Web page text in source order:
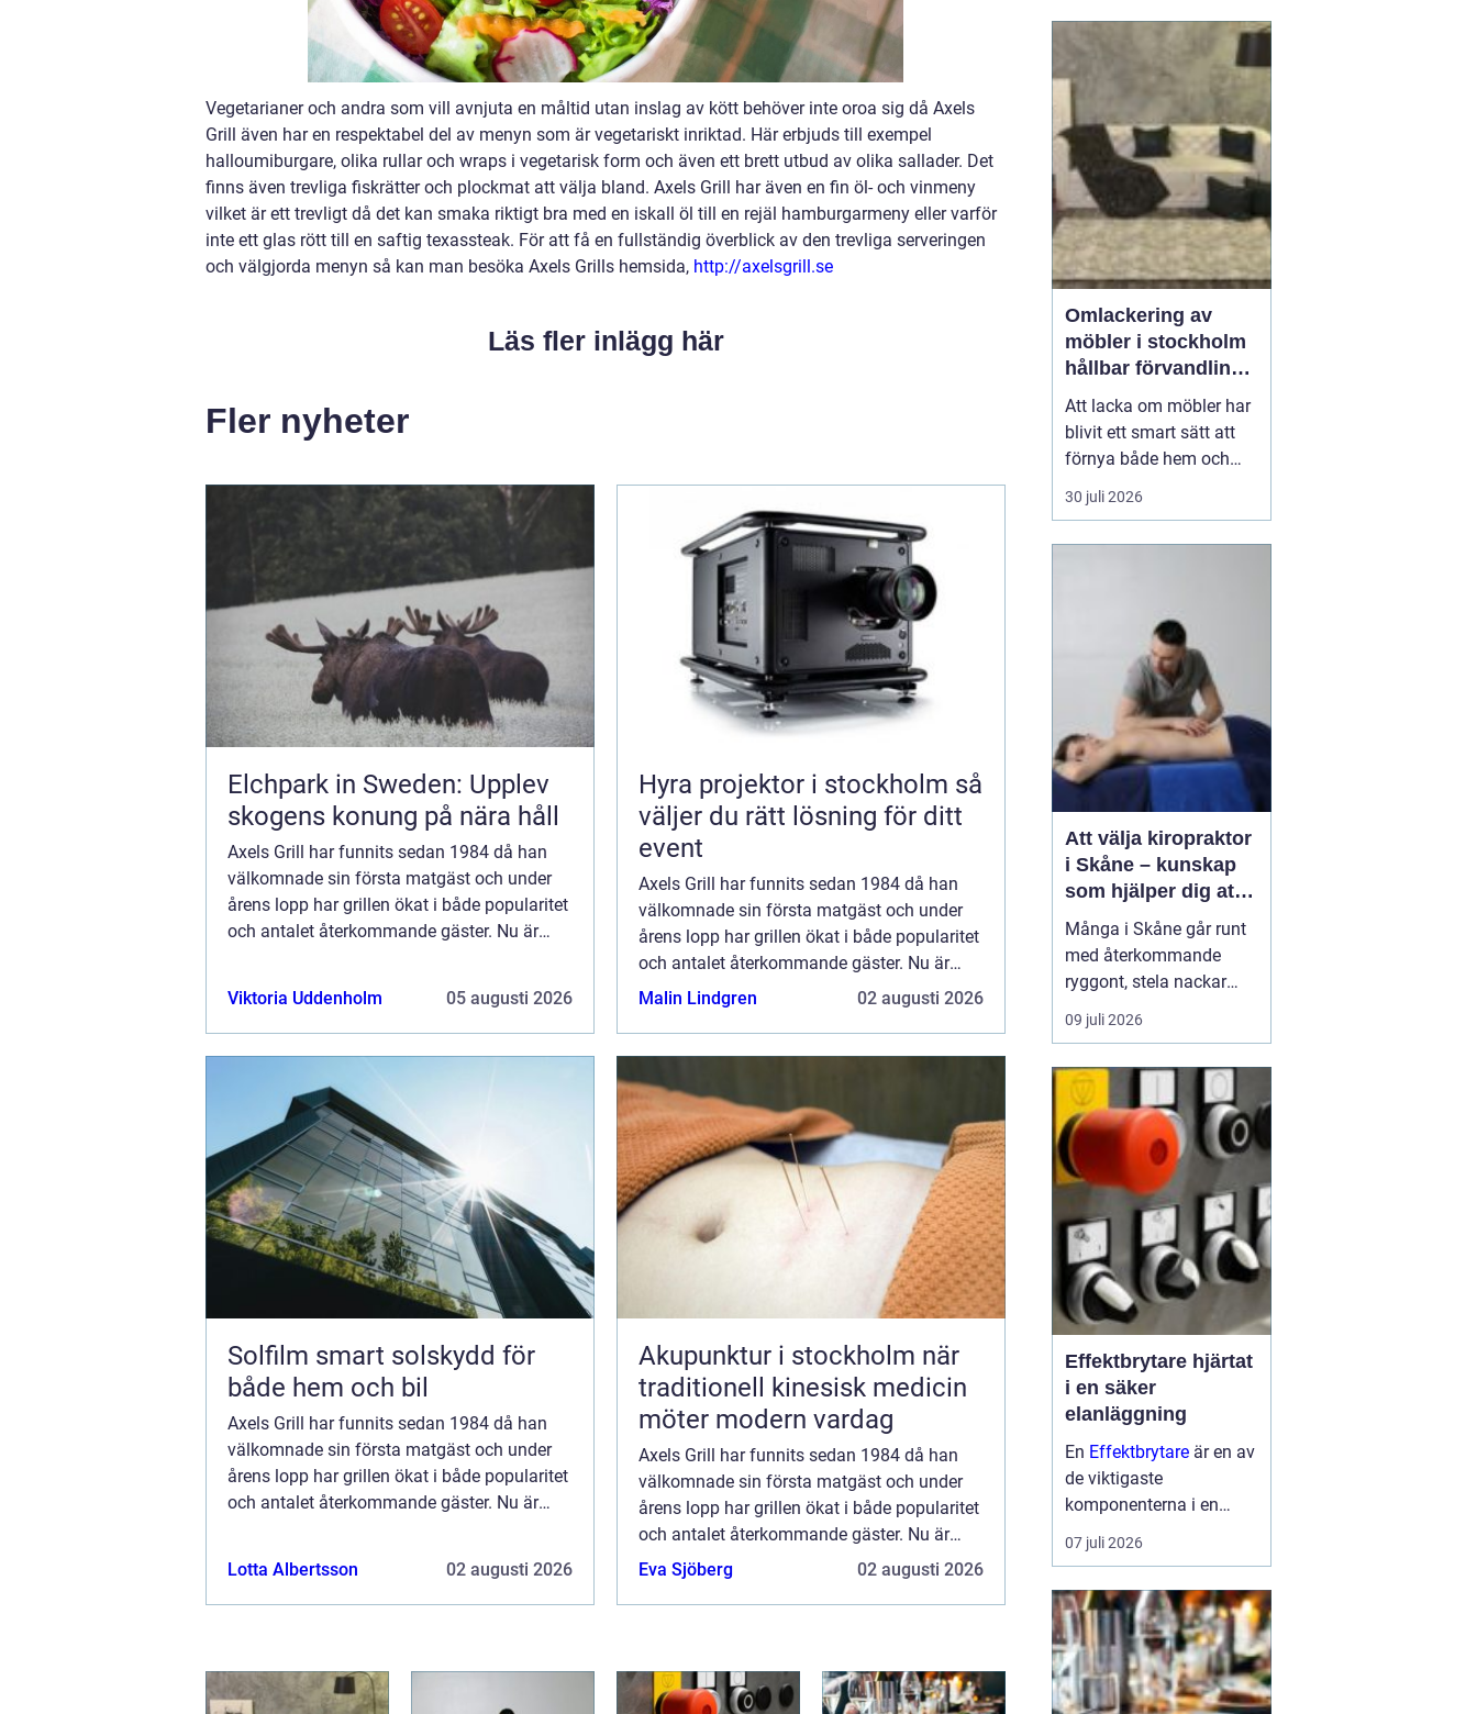
Vegetarianer och andra som vill avnjuta en måltid utan inslag av kött behöver inte oroa sig då Axels
Grill även har en respektabel del av menyn som är vegetariskt inriktad. Här erbjuds till exempel
halloumiburgare, olika rullar och wraps i vegetarisk form och även ett brett utbud av olika sallader. Det
finns även trevliga fiskrätter och plockmat att välja bland. Axels Grill har även en fin öl- och vinmeny
vilket är ett trevligt då det kan smaka riktigt bra med en iskall öl till en rejäl hamburgarmeny eller varför
inte ett glas rött till en saftig texassteak. För att få en fullständig överblick av den trevliga serveringen
och välgjorda menyn så kan man besöka Axels Grills hemsida, http://axelsgrill.se
Läs fler inlägg här
Fler nyheter
Elchpark in Sweden: Upplev
skogens konung på nära håll
Axels Grill har funnits sedan 1984 då han
välkomnade sin första matgäst och under
årens lopp har grillen ökat i både popularitet
och antalet återkommande gäster. Nu är
variatio...
Viktoria Uddenholm 05 augusti 2026
Hyra projektor i stockholm så
väljer du rätt lösning för ditt
event
Axels Grill har funnits sedan 1984 då han
välkomnade sin första matgäst och under
årens lopp har grillen ökat i både popularitet
och antalet återkommande gäster. Nu är
serveringen en självklar del av Hagsätra
Malin Lindgren 02 augusti 2026
Solfilm smart solskydd för
både hem och bil
Axels Grill har funnits sedan 1984 då han
välkomnade sin första matgäst och under
årens lopp har grillen ökat i både popularitet
och antalet återkommande gäster. Nu är
variatio...
Lotta Albertsson 02 augusti 2026
Akupunktur i stockholm när
traditionell kinesisk medicin
möter modern vardag
Axels Grill har funnits sedan 1984 då han
välkomnade sin första matgäst och under
årens lopp har grillen ökat i både popularitet
och antalet återkommande gäster. Nu är
serveringen en självklar del av Hagsätra
Eva Sjöberg 02 augusti 2026
fler i Stockholm vill
förstå hur tunna nålar
kan påverka sömn,
smärta, mage, fertilitet
och stress. Samtidigt u...
Omlackering av
möbler i stockholm
hållbar förvandling
av hem och kontor
Att lacka om möbler har
blivit ett smart sätt att
förnya både hem och
kontor utan att köpa
nytt. Många i Stockholm
30 juli 2026
Att välja kiropraktor
i Skåne – kunskap
som hjälper dig att
ta rätt beslut
Många i Skåne går runt
med återkommande
ryggont, stela nackar
eller diffusa smärtor i
höfter, axlar och knän.
besvären och tänker att
de hör till vardagen.
Samtidigt v...
09 juli 2026
Effektbrytare hjärtat
i en säker
elanläggning
En Effektbrytare är en av
de viktigaste
komponenterna i en
modern elanläggning.
Den skyddar människor,
mot överlast och
kortslutning, och
minskar risken för brand
och driftss...
07 juli 2026